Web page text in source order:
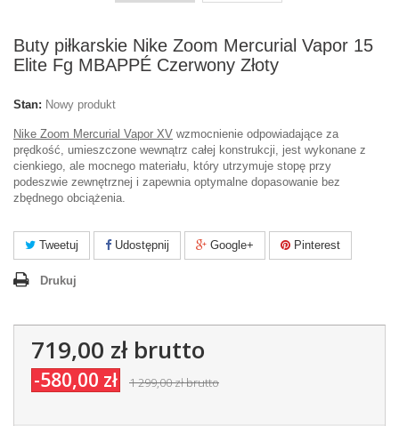
Buty piłkarskie Nike Zoom Mercurial Vapor 15
Elite Fg MBAPPÉ Czerwony Złoty
Stan: Nowy produkt
Nike Zoom Mercurial Vapor XV wzmocnienie odpowiadające za
prędkość, umieszczone wewnątrz całej konstrukcji, jest wykonane z
cienkiego, ale mocnego materiału, który utrzymuje stopę przy
podeszwie zewnętrznej i zapewnia optymalne dopasowanie bez
zbędnego obciążenia.
Tweetuj Udostępnij Google+ Pinterest
Drukuj
719,00 złbrutto
-580,00 zł 1 299,00 złbrutto